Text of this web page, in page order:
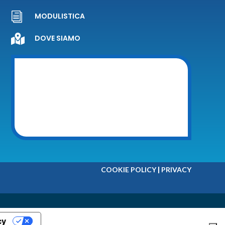
i MODULISTICA
 DOVE SIAMO
COOKIE POLICY| PRIVACY